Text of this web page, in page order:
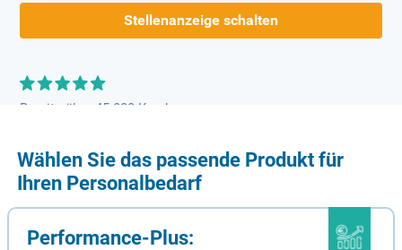
Stellenanzeige schalten
Bereits über 45.000 Kunden
Wählen Sie das passende Produkt für
Ihren Personalbedarf
Performance-Plus: